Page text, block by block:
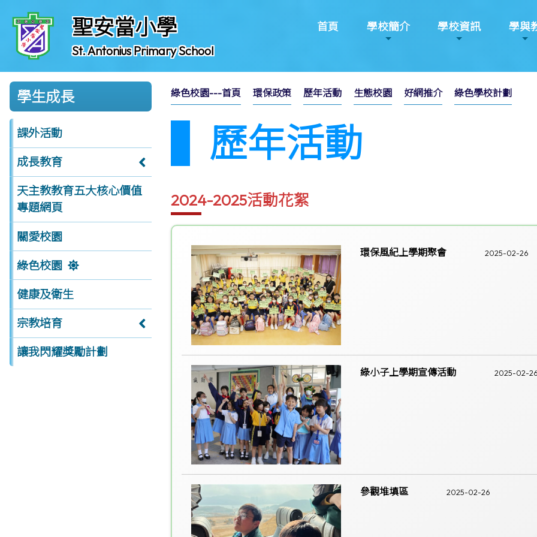
聖安當小學
St. Antonius Primary School
首頁 學校簡介 學校資訊 學與
學生成長
課外活動
成長教育
天主教教育五大核心價值
專題網頁
關愛校園
綠色校園
健康及衛生
宗教培育
讓我閃耀獎勵計劃
綠色校園---首頁 環保政策 歷年活動 生態校園 好網推介 綠色學校計劃
歷年活動
2024-2025活動花絮
環保風紀上學期聚會 2025-02-26
綠小子上學期宣傳活動 2025-02-
參觀堆填區 2025-02-26